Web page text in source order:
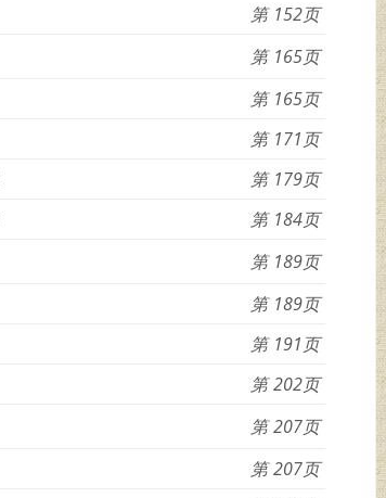
152
165
165
171
179
184
189
189
191
202
207
207